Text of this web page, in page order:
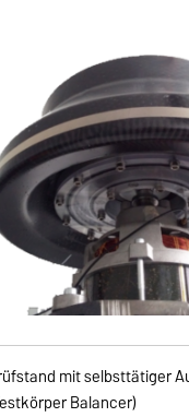
mit selbsttätiger
Balancer)